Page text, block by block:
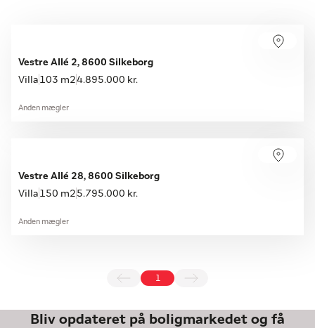
Vestre Allé 2, 8600 Silkeborg
Villa 103 m24.895.000 kr.
Anden mægler
Vestre Allé 28, 8600 Silkeborg
Villa 150 m2 5.795.000 kr.
Anden mægler
Bliv opdateret på boligmarkedet og få